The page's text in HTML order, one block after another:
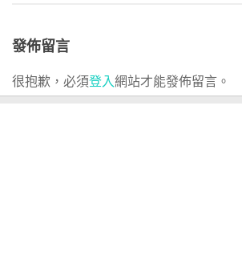
發佈留言
很抱歉，必須登入網站才能發佈留言。